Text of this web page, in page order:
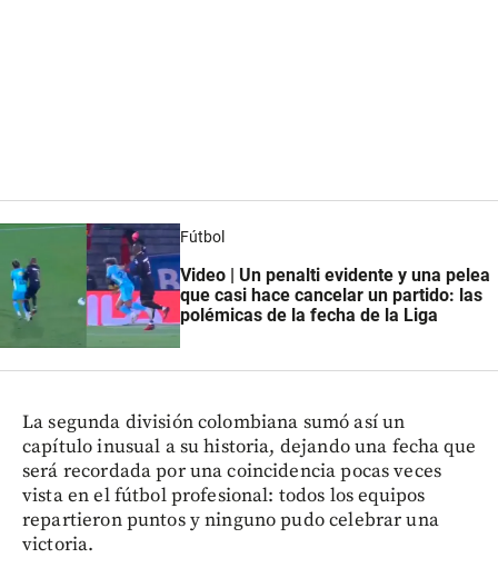
Fútbol
Video | Un penalti evidente y una pelea
que casi hace cancelar un partido: las
polémicas de la fecha de la Liga
La segunda división colombiana sumó así un
capítulo inusual a su historia, dejando una fecha que
será recordada por una coincidencia pocas veces
vista en el fútbol profesional: todos los equipos
repartieron puntos y ninguno pudo celebrar una
victoria.